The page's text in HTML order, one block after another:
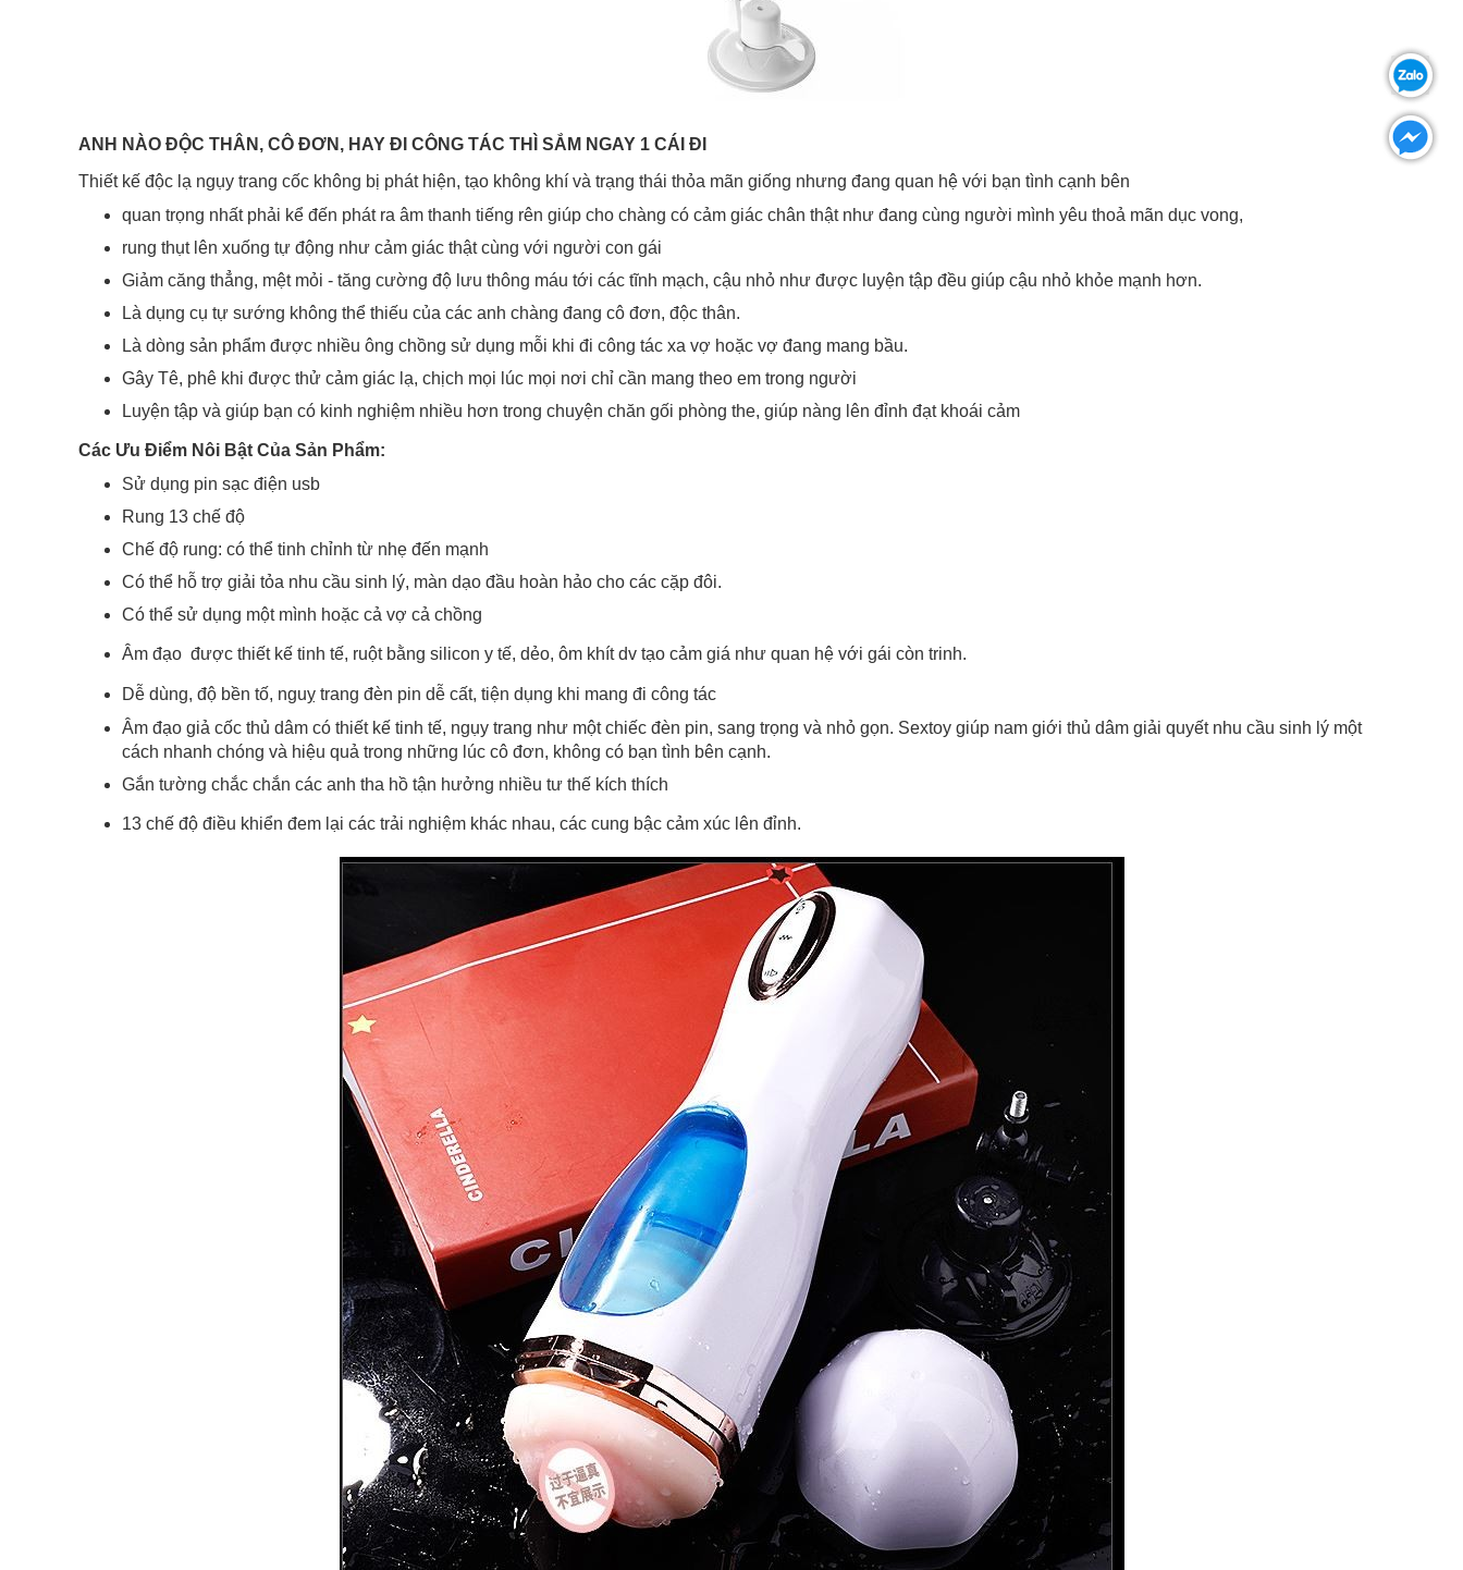
ANH NÀO ĐỘC THÂN, CÔ ĐƠN, HAY ĐI CÔNG TÁC THÌ SẮM NGAY 1 CÁI ĐI
Thiết kế độc lạ ngụy trang cốc không bị phát hiện, tạo không khí và trạng thái thỏa mãn giống nhưng đang quan hệ với bạn tình cạnh bên
quan trọng nhất phải kể đến phát ra âm thanh tiếng rên giúp cho chàng có cảm giác chân thật như đang cùng người mình yêu thoả mãn dục vong,
rung thụt lên xuống tự động như cảm giác thật cùng với người con gái
Giảm căng thẳng, mệt mỏi - tăng cường độ lưu thông máu tới các tĩnh mạch, cậu nhỏ như được luyện tập đều giúp cậu nhỏ khỏe mạnh hơn.
Là dụng cụ tự sướng không thể thiếu của các anh chàng đang cô đơn, độc thân.
Là dòng sản phẩm được nhiều ông chồng sử dụng mỗi khi đi công tác xa vợ hoặc vợ đang mang bầu.
Gây Tê, phê khi được thử cảm giác lạ, chịch mọi lúc mọi nơi chỉ cần mang theo em trong người
Luyện tập và giúp bạn có kinh nghiệm nhiều hơn trong chuyện chăn gối phòng the, giúp nàng lên đỉnh đạt khoái cảm
Các Ưu Điểm Nôi Bật Của Sản Phẩm:
Sử dụng pin sạc điện usb
Rung 13 chế độ
Chế độ rung: có thể tinh chỉnh từ nhẹ đến mạnh
Có thể hỗ trợ giải tỏa nhu cầu sinh lý, màn dạo đầu hoàn hảo cho các cặp đôi.
Có thể sử dụng một mình hoặc cả vợ cả chồng
Âm đạo được thiết kế tinh tế, ruột bằng silicon y tế, dẻo, ôm khít dv tạo cảm giá như quan hệ với gái còn trinh.
Dễ dùng, độ bền tố, nguỵ trang đèn pin dễ cất, tiện dụng khi mang đi công tác
Âm đạo giả cốc thủ dâm có thiết kế tinh tế, ngụy trang như một chiếc đèn pin, sang trọng và nhỏ gọn. Sextoy giúp nam giới thủ dâm giải quyết nhu cầu sinh lý một
cách nhanh chóng và hiệu quả trong những lúc cô đơn, không có bạn tình bên cạnh.
Gắn tường chắc chắn các anh tha hồ tận hưởng nhiều tư thế kích thích
13 chế độ điều khiển đem lại các trải nghiệm khác nhau, các cung bậc cảm xúc lên đỉnh.